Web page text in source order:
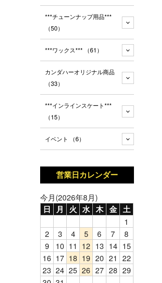
***チューンナップ用品***
（50）
***ワックス*** （61）
カンダハーオリジナル商品
（33）
***インラインスケート***
（15）
イベント （6）
営業日カレンダー
今月(2026年8月)
日 月 火 水 木 金 土
1
2
3 4 5 6 7
8
9
10 11 12 13 14 15
16 17 18 19 20 21 22
23 24 25 26 27 28 29